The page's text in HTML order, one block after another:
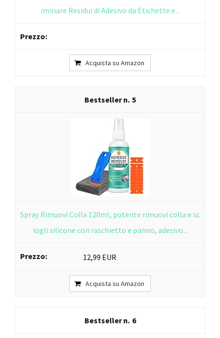
iminare Residui di Adesivo da Etichette e...
Acquista su Amazon
5
Spray Rimuovi Colla 120ml, potente rimuovi colla e sc
iogli silicone con raschietto e panno, adesivo...
12,99 EUR
Acquista su Amazon
6